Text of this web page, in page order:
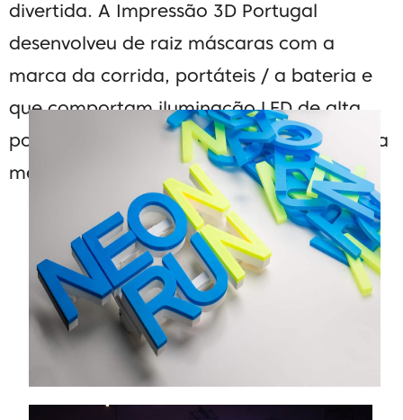
divertida. A Impressão 3D Portugal
desenvolveu de raiz máscaras com a
marca da corrida, portáteis / a bateria e
que comportam iluminação LED de alta
potência, garantindo que a corrida fica na
memória das pessoas envolvidas.